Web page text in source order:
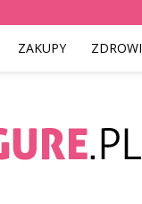
ZAKUPY